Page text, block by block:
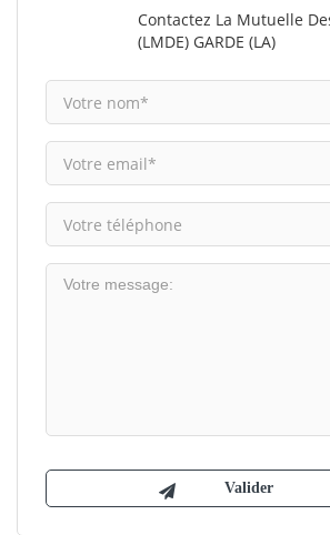
Contactez La Mutuelle
(LMDE) GARDE (LA)